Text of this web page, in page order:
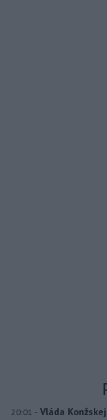
20:01 - Vláda